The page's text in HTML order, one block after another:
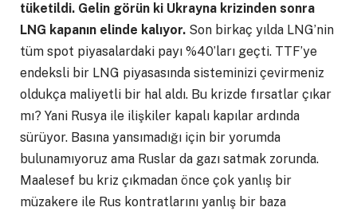
tüketildi. Gelin görün ki Ukrayna krizinden sonra
LNG kapanın elinde kalıyor. Son birkaç yılda LNG’nin
tüm spot piyasalardaki payı %40’ları geçti. TTF’ye
endeksli bir LNG piyasasında sisteminizi çevirmeniz
oldukça maliyetli bir hal aldı. Bu krizde fırsatlar çıkar
mı? Yani Rusya ile ilişkiler kapalı kapılar ardında
sürüyor. Basına yansımadığı için bir yorumda
bulunamıyoruz ama Ruslar da gazı satmak zorunda.
Maalesef bu kriz çıkmadan önce çok yanlış bir
müzakere ile Rus kontratlarını yanlış bir baza